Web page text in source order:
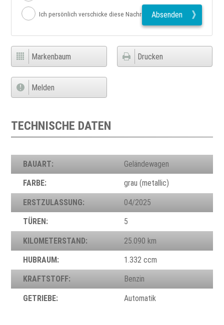
Ich persönlich verschicke diese Nachricht Absenden
Markenbaum Drucken
Melden
TECHNISCHE DATEN
BAUART: Geländewagen
FARBE: grau (metallic)
ERSTZULASSUNG: 04/2025
TÜREN: 5
KILOMETERSTAND: 25.090 km
HUBRAUM: 1.332 ccm
KRAFTSTOFF: Benzin
GETRIEBE: Automatik